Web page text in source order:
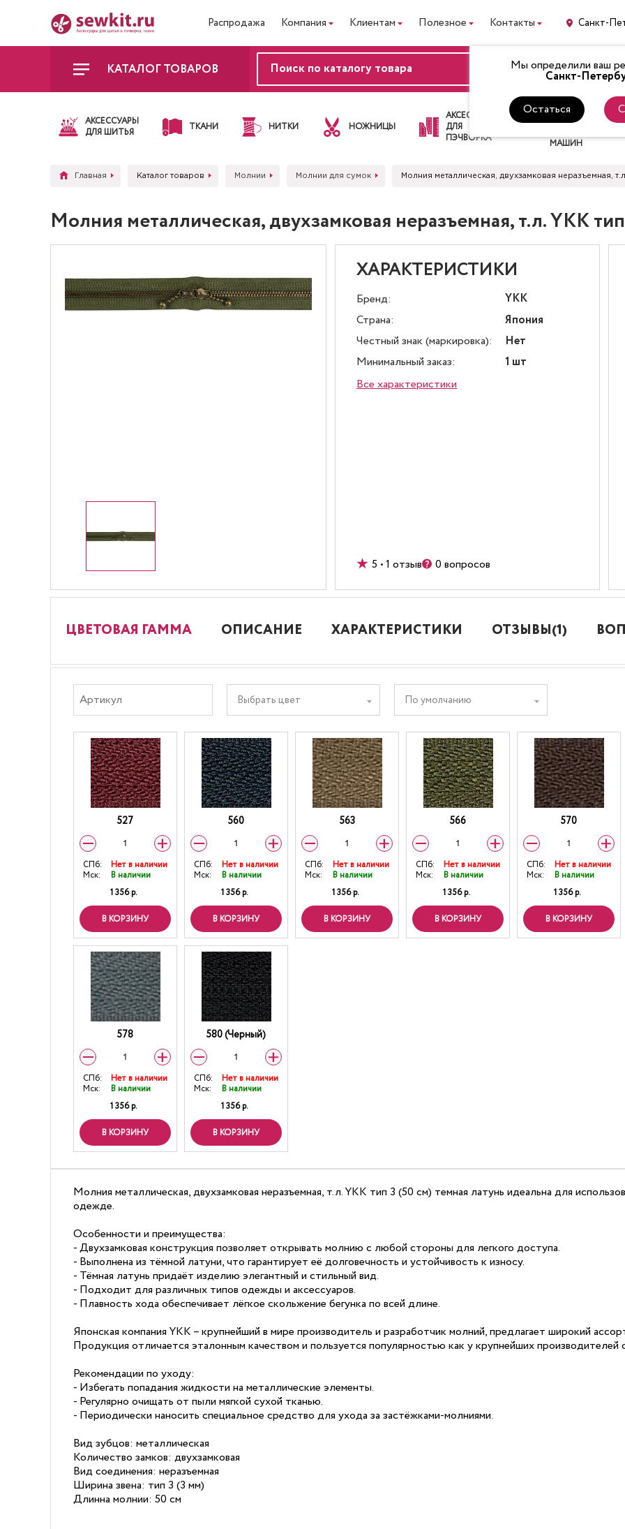
Распродажа Компания Клиентам Полезное Контакты Санкт-
Мы определили ваш
Санкт-
Остаться
КАТАЛОГ ТОВАРОВ ВХОД
АКСЕССУАРЫ
ДЛЯ ШИТЬЯ
ТКАНИ НИТКИ НОЖНИЦЫ
АКСЕССУАРЫ
ДЛЯ
ПЭЧВОРКА
ЛАПКИ
ДЛЯ
МАШИН
Главная Каталог товаров Молнии Молнии для сумок Молния металлическая, двухзамковая неразъемная,
Молния металлическая, двухзамковая неразъемная, т.л. YKK
ХАРАКТЕРИСТИКИ
Бренд:
YKK
Страна:
Япония
Честный знак (маркировка):
Нет
Минимальный заказ:
1 шт
Все характеристики
5 • 1 отзыв 0 вопросов
ЦВЕТОВАЯ ГАММА ОПИСАНИЕ ХАРАКТЕРИСТИКИ ОТЗЫВЫ(1)
Выбрать цвет По умолчанию
527
СПб:
Нет в наличии
Мск:
В наличии
1 356 р.
В КОРЗИНУ
560
СПб:
Нет в наличии
Мск:
В наличии
1 356 р.
В КОРЗИНУ
563
СПб:
Нет в наличии
Мск:
В наличии
1 356 р.
В КОРЗИНУ
566
СПб:
Нет в наличии
Мск:
В наличии
1 356 р.
В КОРЗИНУ
570
СПб:
Нет в наличии
Мск:
В наличии
1 356 р.
В КОРЗИНУ
578
СПб:
Нет в наличии
Мск:
В наличии
1 356 р.
В КОРЗИНУ
580 (Черный)
СПб:
Нет в наличии
Мск:
В наличии
1 356 р.
В КОРЗИНУ
Молния металлическая, двухзамковая неразъемная, т.л. YKK тип 3 (50 см) темная латунь идеальна для
одежде.
Особенности и преимущества:
- Двухзамковая конструкция позволяет открывать молнию с любой стороны для легкого доступа.
- Выполнена из тёмной латуни, что гарантирует её долговечность и устойчивость к износу.
- Тёмная латунь придаёт изделию элегантный и стильный вид.
- Подходит для различных типов одежды и аксессуаров.
- Плавность хода обеспечивает лёгкое скольжение бегунка по всей длине.
Японская компания YKK – крупнейший в мире производитель и разработчик молний, предлагает широкий
Продукция отличается эталонным качеством и пользуется популярностью как у крупнейших
Рекомендации по уходу:
- Избегать попадания жидкости на металлические элементы.
- Регулярно очищать от пыли мягкой сухой тканью.
- Периодически наносить специальное средство для ухода за застёжками-молниями.
Вид зубцов: металлическая
Количество замков: двухзамковая
Вид соединения: неразъемная
Ширина звена: тип 3 (3 мм)
Длинна молнии: 50 см